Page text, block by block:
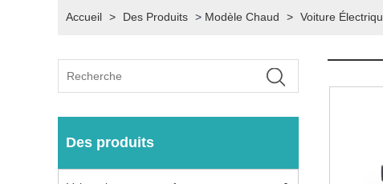
Accueil > Des Produits > Modèle Chaud > Voiture
Des produits